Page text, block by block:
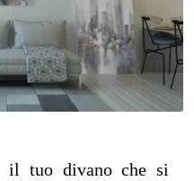
il tuo divano che si